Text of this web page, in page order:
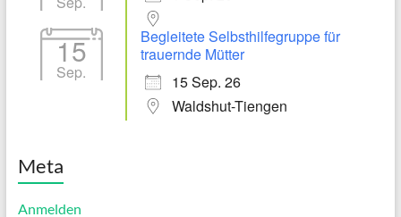
15
Sep.
Begleitete Selbsthilfegruppe für
trauernde Mütter
15 Sep. 26
Waldshut-Tiengen
Meta
Anmelden